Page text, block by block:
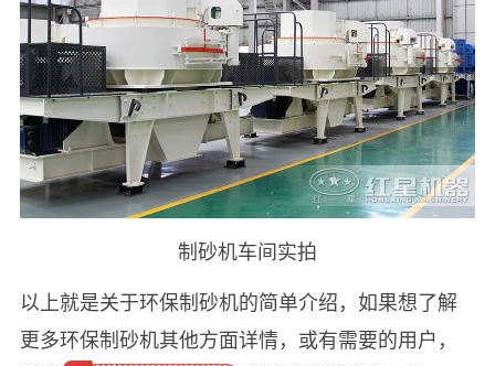
制砂机车间实拍
以上就是关于环保制砂机的简单介绍，如果想了解
更多环保制砂机其他方面详情，或有需要的用户，